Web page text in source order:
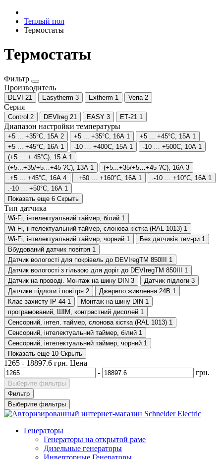
Теплый пол
Термостаты
Термостаты
Фильтр
Производитель
DEVI 21 Easytherm 3 Extherm 1 Veria 2
Серия
Control 2 DEVIreg 21 EASY 3 ЕТ-21 1
Диапазон настройки температуры
+5 ... +35°C, 15А 2 +5 ... +35°C, 16А 1 +5 ... +45°C, 15А 1
+5 ... +45°C, 16А 1 -10 … +400C, 15А 1 -10 … +500C, 10А 1
(+5 … + 45°C), 15 A 1
(+5...+35/+5…+45 ?С), 13A 1 (+5...+35/+5…+45 ?С), 16A 3
.+5 … +45°C, 16A 4 .+60 … +160°C, 16A 1 .-10 … +10°C, 16A 1
.-10 … +50°C, 16A 1
Показать еще 6 Скрыть
Тип датчика
Wi-Fi, інтелектуальний таймер, білий 1
Wi-Fi, інтелектуальний таймер, слонова кістка (RAL 1013) 1
Wi-Fi, інтелектуальний таймер, чорний 1 Без датчиків тем-ри 1
Вбудований датчик повітря 1
Датчик вологості для покрівель до DEVIregТМ 850III
1
Датчик вологості з гільзою для доріг до DEVIregТМ 850III
1
Датчик на проводі. Монтаж на шину DIN 3 Датчик підлоги 3
Датчики підлоги і повітря 2 Джерело живлення 24В 1
Клас захисту IP 44 1 Монтаж на шину DIN 1
програмований, ШІМ, контрастний дисплей 1
Сенсорний, інтел. таймер, слонова кістка (RAL 1013) 1
Сенсорний, інтелектуальний таймер, білий 1
Сенсорний, інтелектуальний таймер, чорний 1
Показать еще 10 Скрыть
1265 - 18897.6 грн. Цена
-
грн.
Выберите фильтры
Фильтр
Выберите фильтры
Генераторы
Генераторы на открытой раме
Дизельные генераторы
Инверторные Генераторы